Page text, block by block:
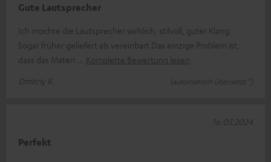
Gute Lautsprecher
Ich mochte die Lautsprecher wirklich, stilvoll, guter Klang.
Sogar früher geliefert als vereinbart Das einzige Problem ist,
dass das Materi
Komplette Bewertung lesen
Dmitriy K.
(automatisch übersetzt *)
Perfekt
16.05.2024